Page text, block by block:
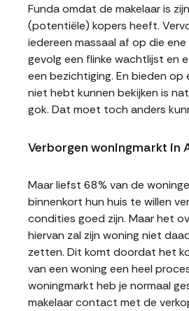
Funda omdat de makelaar is
(potentiële) kopers heeft.
iedereen massaal af op die
gevolg een flinke wachtlijst en
een bezichtiging. En bieden op
niet hebt kunnen bekijken is
gok. Dat moet toch anders
Verborgen woningmarkt in
Maar liefst 68% van de
binnenkort hun huis te willen
condities goed zijn. Maar het
hiervan zal zijn woning niet
zetten. Dit komt doordat het
van een woning een heel
woningmarkt heb je normaal
makelaar contact met de